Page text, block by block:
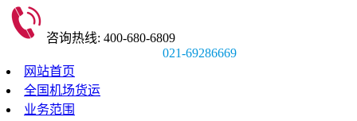
咨询热线: 400-680-6809
021-69286669
网站首页
全国机场货运
业务范围